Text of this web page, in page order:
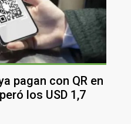
pagan con QR en
los USD 1,7